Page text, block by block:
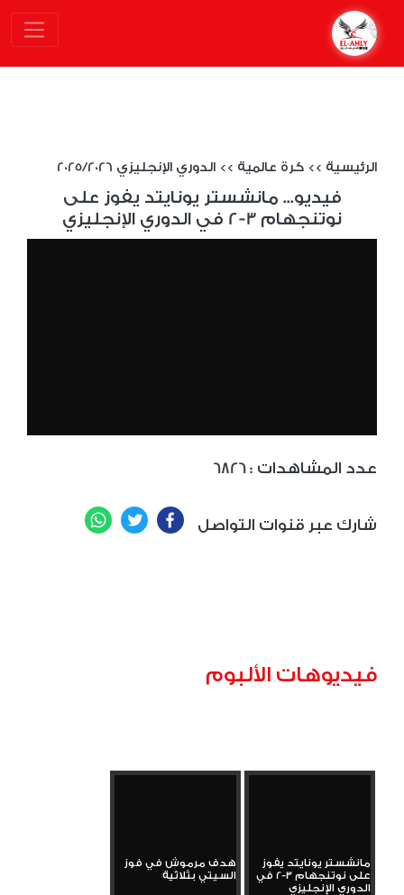
الرئيسية >> كرة عالمية >> الدوري الإنجليزي 2025/2026
فيديو... مانشستر يونايتد يفوز على
نوتنجهام 3-2 في الدوري الإنجليزي
6826 : عدد المشاهدات
شارك عبر قنوات التواصل Facebook
Twitter
فيديوهات الألبوم
مانشستر يونايتد يفوز
على نوتنجهام 3-2 في
الدوري الإنجليزي
هدف مرموش في فوز
السيتي بثلاثية